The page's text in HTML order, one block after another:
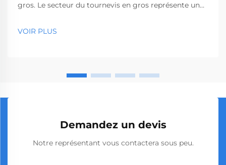
gros. Le secteur du tournevis en gros représente un
quincailleries aux sociétés de construction. Avec la
VOIR PLUS
Demandez un devis
Notre représentant vous contactera sous peu.